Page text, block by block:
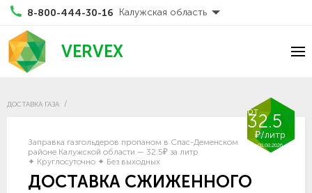
8-800-444-30-16 Калужская область
VERVEX
ДОСТАВКА ГАЗА
от
32.5
₽/литр
08.08.2026
ДОСТАВКА СЖИЖЕННОГО
Заправка газгольдеров пропаном в Спас-Деменском
районе Калужской области — 32.5₽ за литр
✦ Круглосуточно ✦ Без выходных